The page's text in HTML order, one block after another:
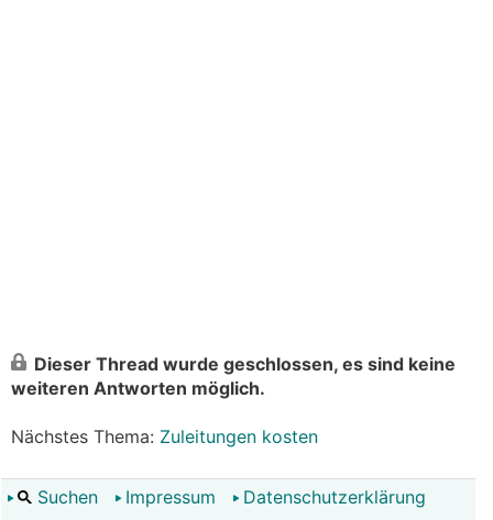
Dieser Thread wurde geschlossen, es sind keine
weiteren Antworten möglich.
Nächstes Thema: Zuleitungen kosten
Suchen Impressum Datenschutzerklärung